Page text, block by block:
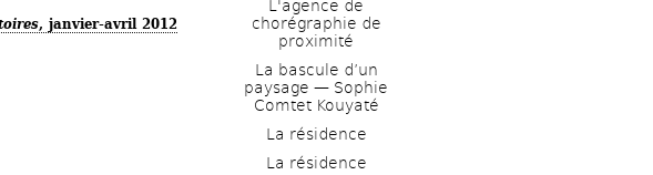
, janvier-avril 2012
L'agence de
chorégraphie de
proximité
La bascule d’un
paysage — Sophie
Comtet Kouyaté
La résidence
La résidence